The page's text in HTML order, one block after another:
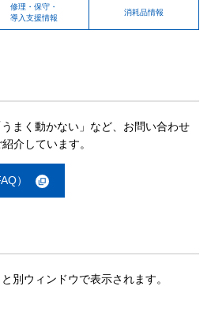
修理・保守・
導入支援情報
消耗品情報
うまく動かない」など、お問い合わせ
介しています。
）
別ウィンドウで表示されます。